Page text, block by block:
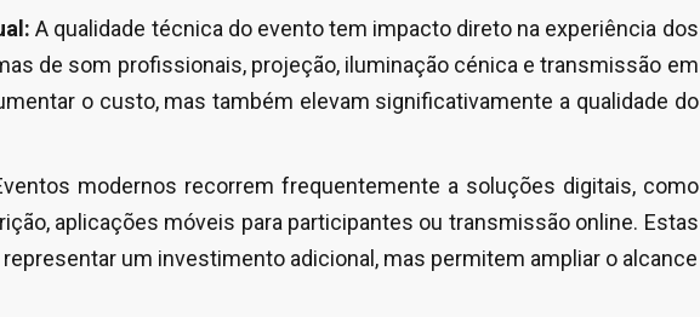
A qualidade técnica do evento tem impacto direto na experiência dos
de som profissionais, projeção, iluminação cénica e transmissão em
o custo, mas também elevam significativamente a qualidade do
modernos recorrem frequentemente a soluções digitais, como
aplicações móveis para participantes ou transmissão online. Estas
um investimento adicional, mas permitem ampliar o alcance